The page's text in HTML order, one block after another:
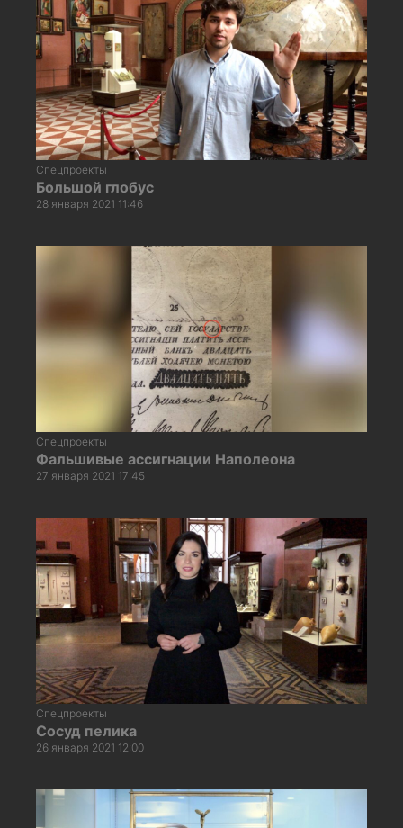
Спецпроекты
Большой глобус
28 января 2021 11:46
Спецпроекты
Фальшивые ассигнации Наполеона
27 января 2021 17:45
Спецпроекты
Сосуд пелика
26 января 2021 12:00